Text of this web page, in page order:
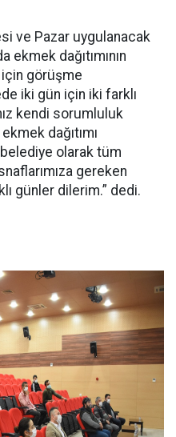
ve Pazar uygulanacak
ekmek dağıtımının
için görüşme
iki gün için iki farklı
kendi sorumluluk
dağıtımı
olarak tüm
gereken
günler dilerim.” dedi.